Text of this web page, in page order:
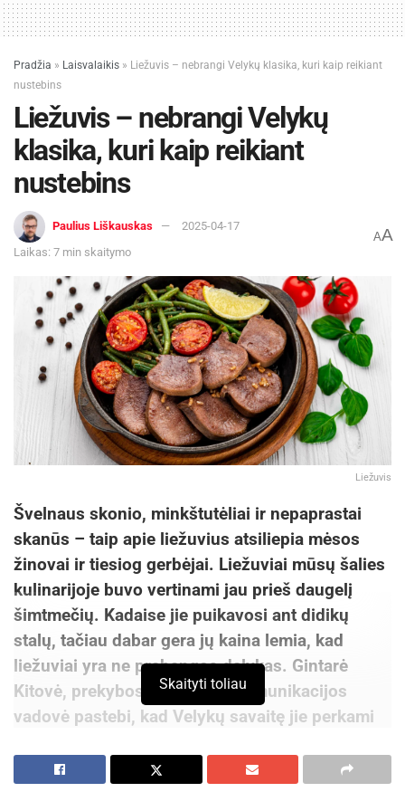
Pradžia » Laisvalaikis » Liežuvis – nebrangi Velykų klasika, kuri kaip reikiant
nustebins
Liežuvis – nebrangi Velykų
klasika, kuri kaip reikiant
nustebins
Paulius Liškauskas
2025-04-17
Laikas: 7 min skaitymo
AA
Liežuvis
Švelnaus skonio, minkštutėliai ir nepaprastai
skanūs – taip apie liežuvius atsiliepia mėsos
žinovai ir tiesiog gerbėjai. Liežuviai mūsų šalies
kulinarijoje buvo vertinami jau prieš daugelį
šimtmečių. Kadaise jie puikavosi ant didikų
stalų, tačiau dabar gera jų kaina lemia, kad
liežuviai yra ne prabangos dalykas. Gintarė
Kitovė, prekybos tinklo „Iki“ komunikacijos
vadovė pastebi, kad Velykų savaitę jie perkami
vienos Velykos neapsieina.
Skaityti toliau